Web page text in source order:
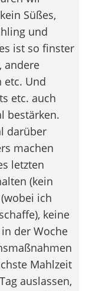
Süßes,
und
ist so finster
andere
etc. Und
etc. auch
bestärken.
darüber
machen
letzten
(kein
ich
keine
der Woche
Mahlzeit
auslassen,